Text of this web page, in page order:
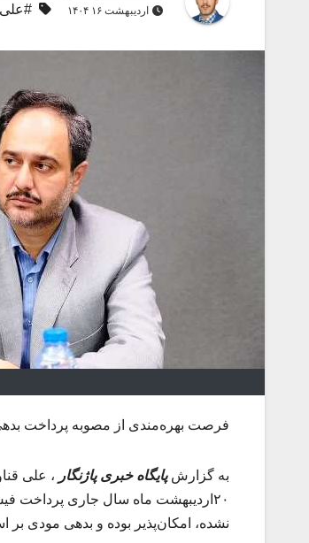
اردیبهشت ۱۶ ۱۴۰۴ #علی
فرصت بهره‌مندی از مصوبه پرداخت
به گزارشپایگاه خبری پاژنگار ، علی
نشده، امکان‌پذیر بوده و بدهی مودی